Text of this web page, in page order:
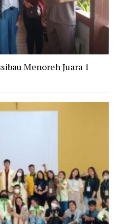
Menoreh Juara 1